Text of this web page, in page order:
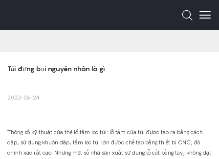
Túi đựng bụi nguyên nhân là gì
2023-08-24
Thông số kỹ thuật của thẻ lỗ tấm lọc túi: lỗ tấm của túi được tạo ra bằng cách
dập, sử dụng khuôn dập, tấm lọc túi lớn được chế tạo bằng thiết bị CNC, độ
chính xác rất cao. Nhưng một số nhà sản xuất sử dụng lỗ cắt bằng tay, không đạt